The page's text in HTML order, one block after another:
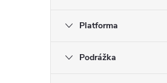
Platforma
Podrážka